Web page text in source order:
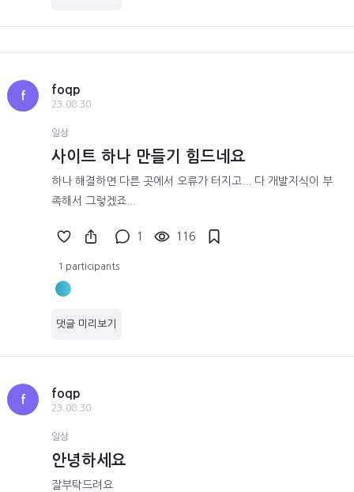
f
foqp
23.08.30
일상
사이트 하나 만들기 힘드네요
하나 해결하면 다른 곳에서 오류가 터지고... 다 개발지식이 부
족해서 그렇겠죠...
1 116
1 participants
댓글 미리보기
f
foqp
23.08.30
일상
안녕하세요
잘부탁드려요